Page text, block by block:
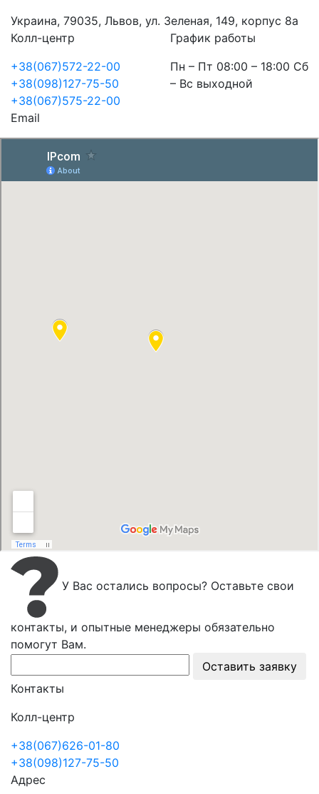
Украина, 79035, Львов, ул. Зеленая, 149, корпус 8а
Колл-центр
+38(067)572-22-00
+38(098)127-75-50
+38(067)575-22-00
График работы
Пн – Пт 08:00 – 18:00 Сб
– Вс выходной
Email
У Вас остались вопросы? Оставьте свои
контакты, и опытные менеджеры обязательно
помогут Вам.
Оставить заявку
Контакты
Колл-центр
+38(067)626-01-80
+38(098)127-75-50
Адрес